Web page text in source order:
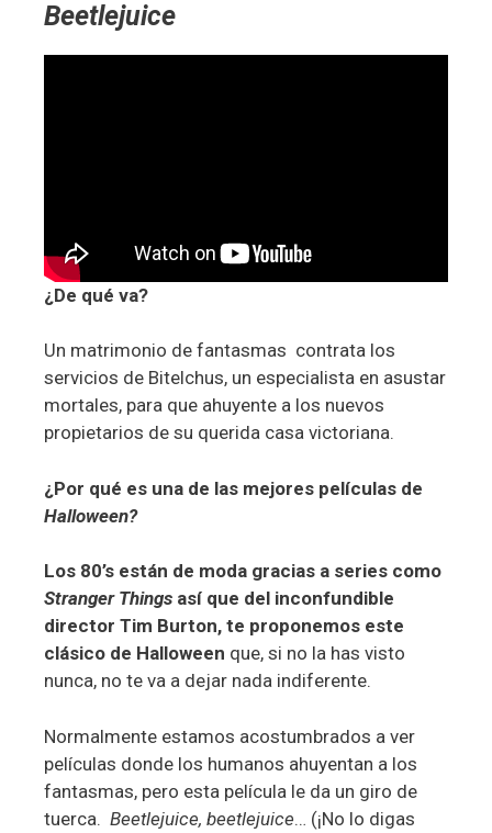
Beetlejuice
¿De qué va?
Un matrimonio de fantasmas contrata los
servicios de Bitelchus, un especialista en asustar
mortales, para que ahuyente a los nuevos
propietarios de su querida casa victoriana.
¿Por qué es una de las mejores películas de
Halloween?
Los 80’s están de moda gracias a series como
Stranger Things así que del inconfundible
director Tim Burton, te proponemos este
clásico de Halloween que, si no la has visto
nunca, no te va a dejar nada indiferente.
Normalmente estamos acostumbrados a ver
películas donde los humanos ahuyentan a los
fantasmas, pero esta película le da un giro de
tuerca. Beetlejuice, beetlejuice… (¡No lo digas